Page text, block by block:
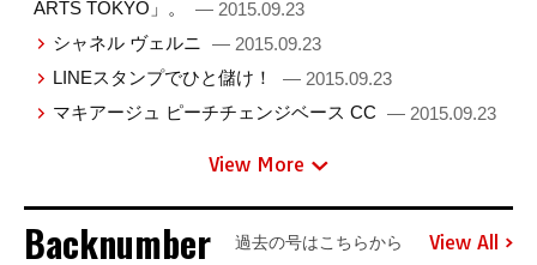
ARTS TOKYO」。
— 2015.09.23
シャネル ヴェルニ — 2015.09.23
LINEスタンプでひと儲け！
— 2015.09.23
マキアージュ ピーチチェンジベース CC — 2015.09.23
View More
Backnumber 過去の号はこちらから View All